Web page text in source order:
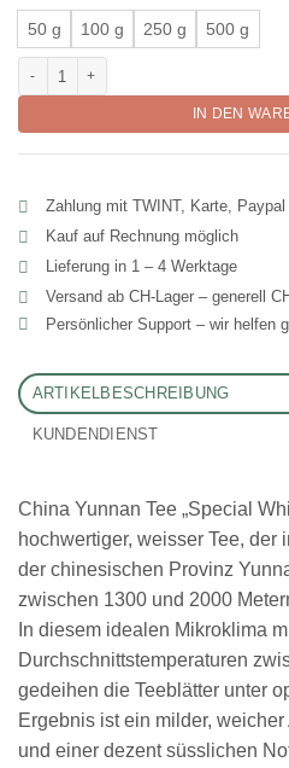
50 g 100 g 250 g 500 g
IN DEN
Zahlung mit TWINT, Karte,
Kauf auf Rechnung möglich
Lieferung in 1 – 4 Werktage
Versand ab CH‑Lager – generell
Persönlicher Support – wir helfen
ARTIKELBESCHREIBUNG
KUNDENDIENST
China Yunnan Tee „Special
hochwertiger, weisser Tee, der
der chinesischen Provinz
zwischen 1300 und 2000
In diesem idealen Mikroklima
Durchschnittstemperaturen
gedeihen die Teeblätter unter
Ergebnis ist ein milder,
und einer dezent süsslichen